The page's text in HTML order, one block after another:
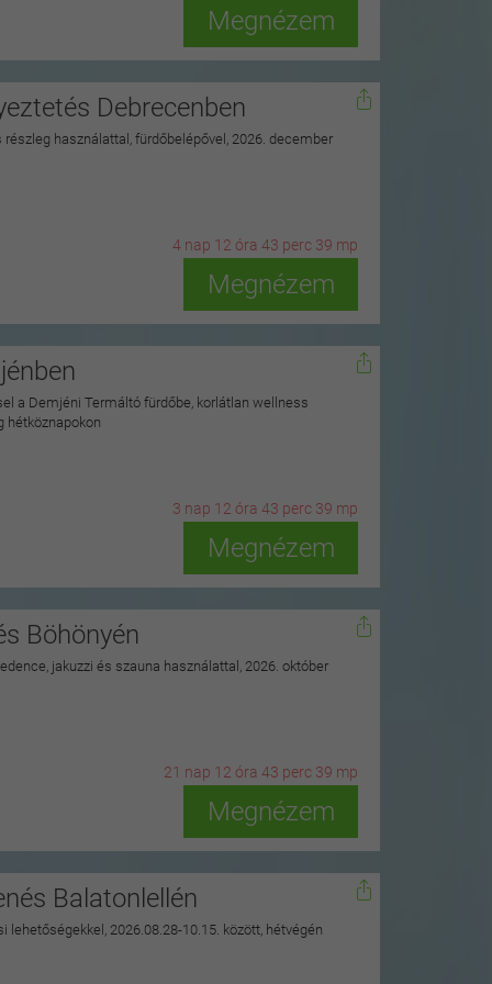
Megnézem
Debrecenben
használattal, fürdőbelépővel, 2026. december
4 nap 12 óra 43 perc 37 mp
Megnézem
a Demjéni Termáltó fürdőbe, korlátlan wellness
hétköznapokon
3 nap 12 óra 43 perc 37 mp
Megnézem
Böhönyén
jakuzzi és szauna használattal, 2026. október
21 nap 12 óra 43 perc 37 mp
Megnézem
Balatonlellén
lehetőségekkel, 2026.08.28-10.15. között, hétvégén